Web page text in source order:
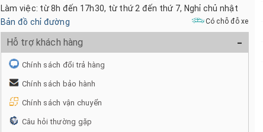
Làm việc: từ 8h đến 17h30, từ thứ 2 đến thứ 7, Nghỉ chủ nhật
Bản đồ chỉ đường
Có chỗ đỗ xe
Hỗ trợ khách hàng -
Chính sách đổi trả hàng
Chính sách bảo hành
Chính sách vận chuyển
Câu hỏi thường gặp